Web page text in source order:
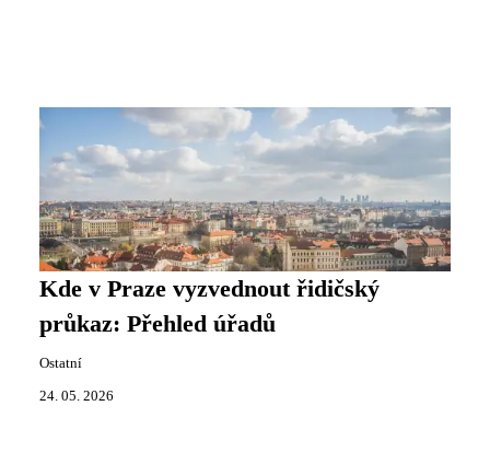
Kde v Praze vyzvednout řidičský
průkaz: Přehled úřadů
Ostatní
24. 05. 2026